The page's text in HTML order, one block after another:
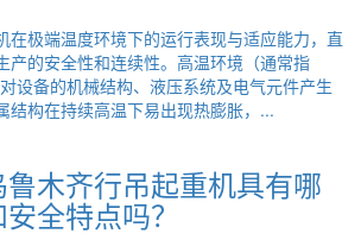
在极端温度环境下的运行表现与适应能力，直
产的安全性和连续性。高温环境（通常指
设备的机械结构、液压系统及电气元件产生
结构在持续高温下易出现热膨胀，...
木齐行吊起重机具有哪
全特点吗？